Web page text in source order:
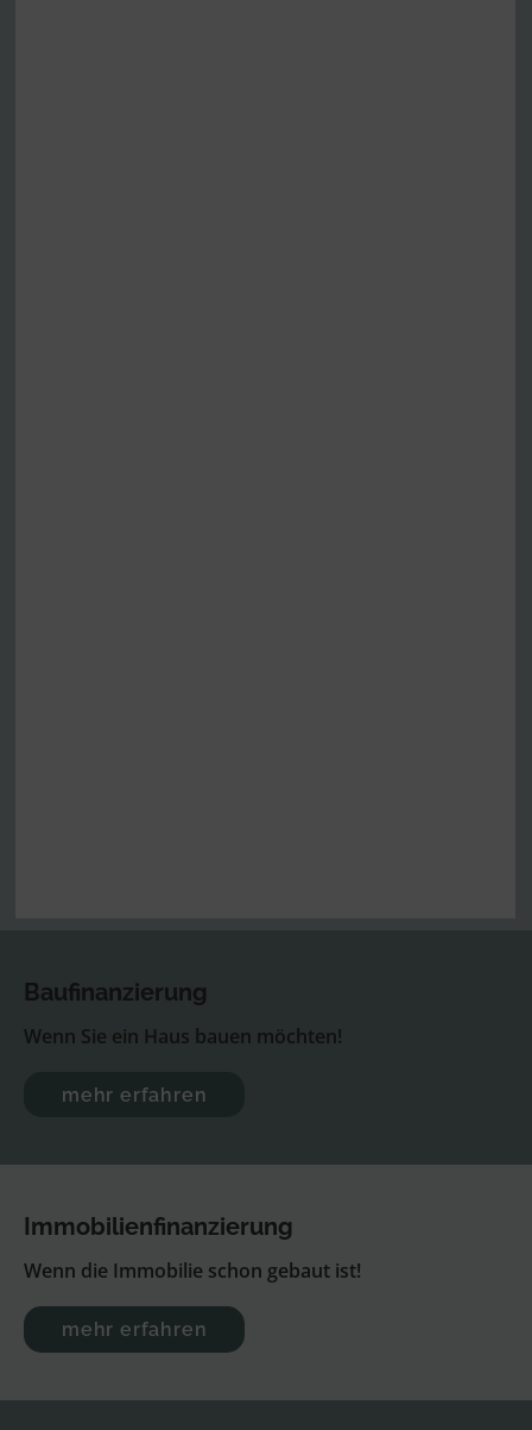
Bau­finanzierung
Wenn Sie ein Haus bauen möchten!
mehr erfahren
Immobilien­finanzierung
Wenn die Immobilie schon gebaut ist!
mehr erfahren